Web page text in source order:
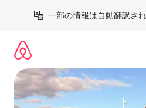
一部の情報は自動翻訳され